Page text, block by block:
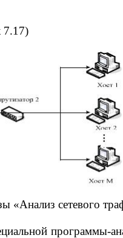
7.17)
«Анализ сетевого
программы-